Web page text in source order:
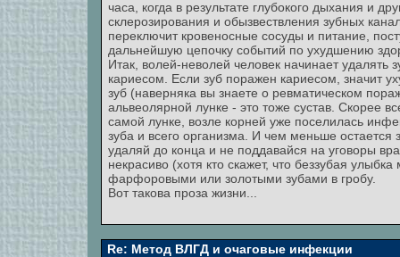
часа, когда в результате глубокого дыхания и
склерозирования и обызвествления зубных
переключит кровеносные сосуды и питание,
дальнейшую цепочку событий по ухудшению
Итак, волей-неволей человек начинает
кариесом. Если зуб поражен кариесом, значит
зуб (наверняка вы знаете о ревматическом
альвеолярной лунке - это тоже сустав. Скорее
самой лунке, возле корней уже поселилась
зуба и всего организма. И чем меньше остается
удаляй до конца и не поддавайся на уговоры
некрасиво (хотя кто скажет, что беззубая
фарфоровыми или золотыми зубами в гробу.
Вот такова проза жизни...
Re: Метод ВЛГД и очаговые инфекции